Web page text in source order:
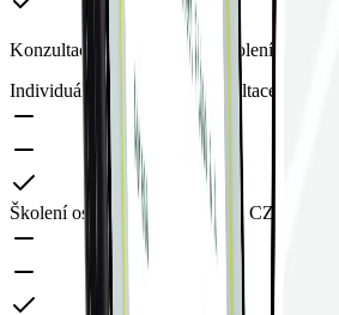
Konzultace, implementace, školení, vývoj
Individuální IT služby a konzultace / vývoj
Školení osobně nebo vzdáleně, CZ nebo EN